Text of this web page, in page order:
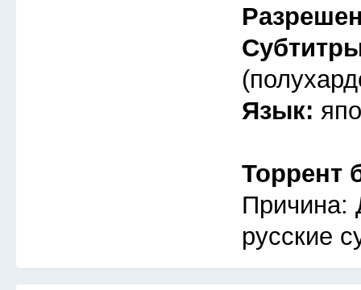
Язык:
Торрент
Причина:
русские